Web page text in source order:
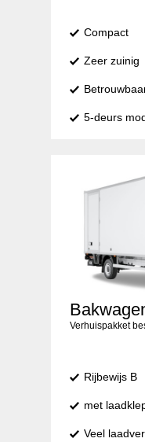
Compact
Zeer zuinig
5-deurs
Verhuispakket
Rijbewijs B
met
Veel